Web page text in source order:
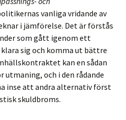
vanliga vridande av
i jämförelse. Det är förstås
som gått igenom ett
sig och komma ut bättre
kan en sådan
utmaning, och i den rådande
inse att andra alternativ först
skuldbroms.